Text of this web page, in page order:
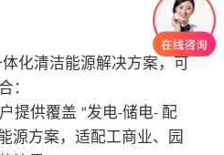
化清洁能源解决方案，可
：
提供覆盖 “发电-储电- 配
源方案，适配工商业、园